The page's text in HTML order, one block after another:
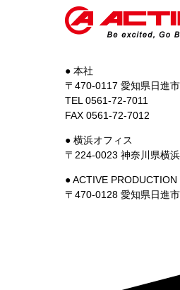
● 本社
〒470-0117 愛知県日進
TEL 0561-72-7011
FAX 0561-72-7012
● 横浜オフィス
〒224-0023 神奈川県横
● ACTIVE PRODUCTION
〒470-0128 愛知県日進